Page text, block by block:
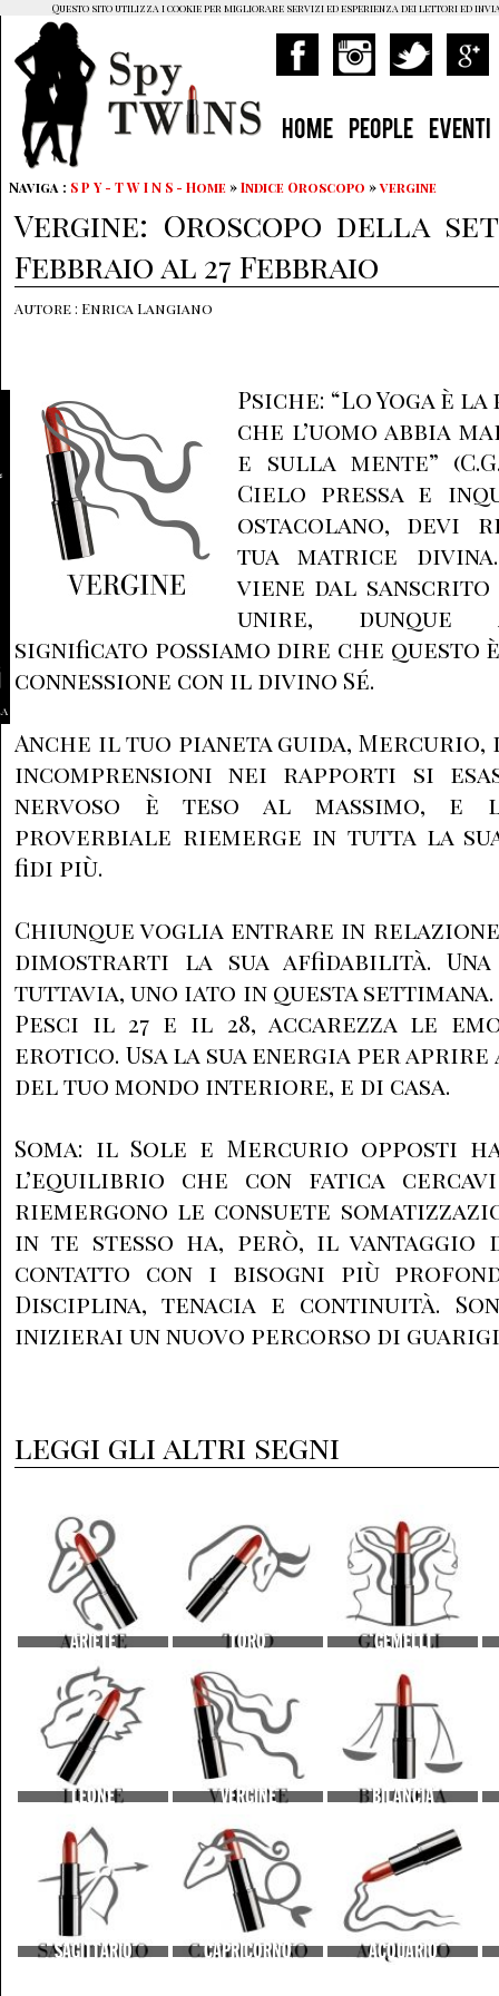
HOME PEOPLE EVENTI
Naviga : S P Y - T W I N S - Home »Indice Oroscopo »vergine
Vergine: Oroscopo della
Febbraio al 27 Febbraio
Autore : Enrica Langiano
Psiche: “Lo Yoga è
che l’uomo abbia
e sulla mente”
Cielo pressa e
ostacolano, devi
tua matrice
viene dal sanscrito
unire, dunque
significato possiamo dire che questo
connessione con il divino Sé.
Anche il tuo pianeta guida, Mercurio,
incomprensioni nei rapporti si
nervoso è teso al massimo, e
proverbiale riemerge in tutta la
fidi più.
Chiunque voglia entrare in
dimostrarti la sua affidabilità.
tuttavia, uno iato in questa settimana.
Pesci il 27 e il 28, accarezza le
erotico. Usa la sua energia per
del tuo mondo interiore, e di casa.
Soma: il Sole e Mercurio opposti
l’equilibrio che con fatica
riemergono le consuete
in te stesso ha, però, il vantaggio
contatto con i bisogni più
Disciplina, tenacia e continuità.
inizierai un nuovo percorso di
leggi gli altri segni
ARIETE TORO GEMELLI
LEONE VERGINE BILANCIA
SAGITTARIO CAPRICORNO ACQUARIO
Questo sito utilizza i cookie per migliorare servizi ed esperienza dei lettori ed